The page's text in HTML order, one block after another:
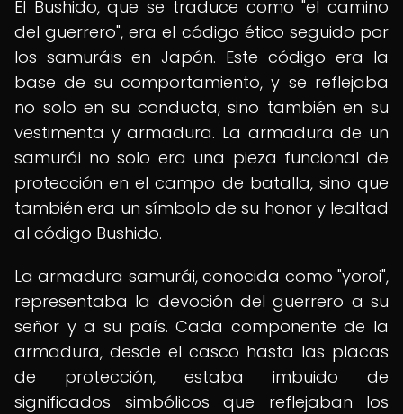
El Bushido, que se traduce como "el camino
del guerrero", era el código ético seguido por
los samuráis en Japón. Este código era la
base de su comportamiento, y se reflejaba
no solo en su conducta, sino también en su
vestimenta y armadura. La armadura de un
samurái no solo era una pieza funcional de
protección en el campo de batalla, sino que
también era un símbolo de su honor y lealtad
al código Bushido.
La armadura samurái, conocida como "yoroi",
representaba la devoción del guerrero a su
señor y a su país. Cada componente de la
armadura, desde el casco hasta las placas
de protección, estaba imbuido de
significados simbólicos que reflejaban los